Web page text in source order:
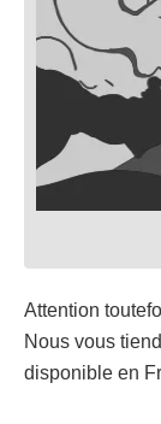
Attention
Nous vous
disponible en